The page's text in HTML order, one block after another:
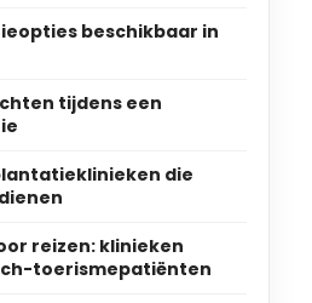
beschikbaar in
tijdens een
die
reizen: klinieken
toerismepatiënten